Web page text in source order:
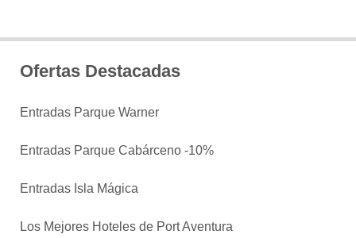
Ofertas Destacadas
Entradas Parque Warner
Entradas Parque Cabárceno -10%
Entradas Isla Mágica
Los Mejores Hoteles de Port Aventura